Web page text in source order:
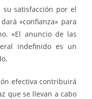
su satisfacción por el
«confianza» para
«El anuncio de las
indefinido es un
efectiva contribuirá
que se llevan a cabo